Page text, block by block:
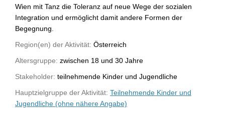
Wien mit Tanz die Toleranz auf neue Wege der sozialen
Integration und ermöglicht damit andere Formen der
Begegnung.
Region(en) der Aktivität: Österreich
Altersgruppe: zwischen 18 und 30 Jahre
Stakeholder: teilnehmende Kinder und Jugendliche
Hauptzielgruppe der Aktivität: Teilnehmende Kinder und
Jugendliche (ohne nähere Angabe)